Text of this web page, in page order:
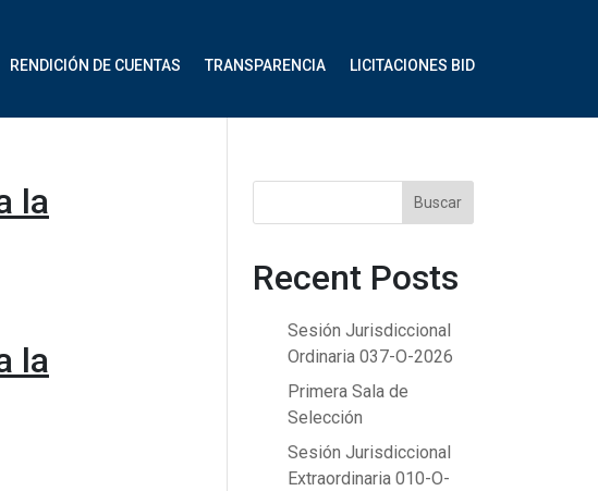
RENDICIÓN DE CUENTAS TRANSPARENCIA LICITACIONES BID
la
la
Buscar
Recent Posts
Sesión Jurisdiccional
Ordinaria 037-O-2026
Primera Sala de
Selección
Sesión Jurisdiccional
Extraordinaria 010-O-